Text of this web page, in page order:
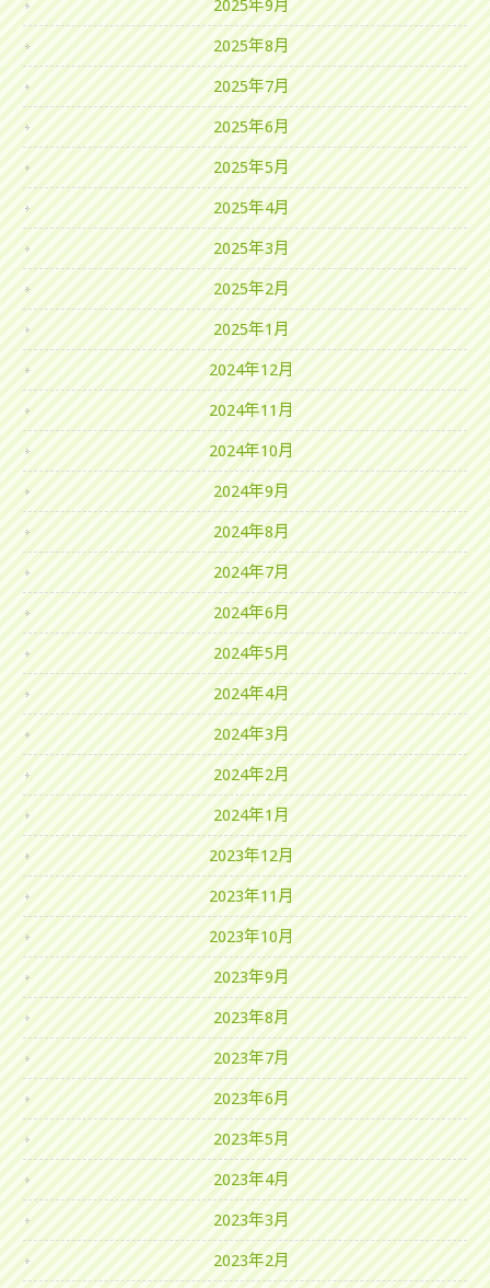
2025年9月
2025年8月
2025年7月
2025年6月
2025年5月
2025年4月
2025年3月
2025年2月
2025年1月
2024年12月
2024年11月
2024年10月
2024年9月
2024年8月
2024年7月
2024年6月
2024年5月
2024年4月
2024年3月
2024年2月
2024年1月
2023年12月
2023年11月
2023年10月
2023年9月
2023年8月
2023年7月
2023年6月
2023年5月
2023年4月
2023年3月
2023年2月